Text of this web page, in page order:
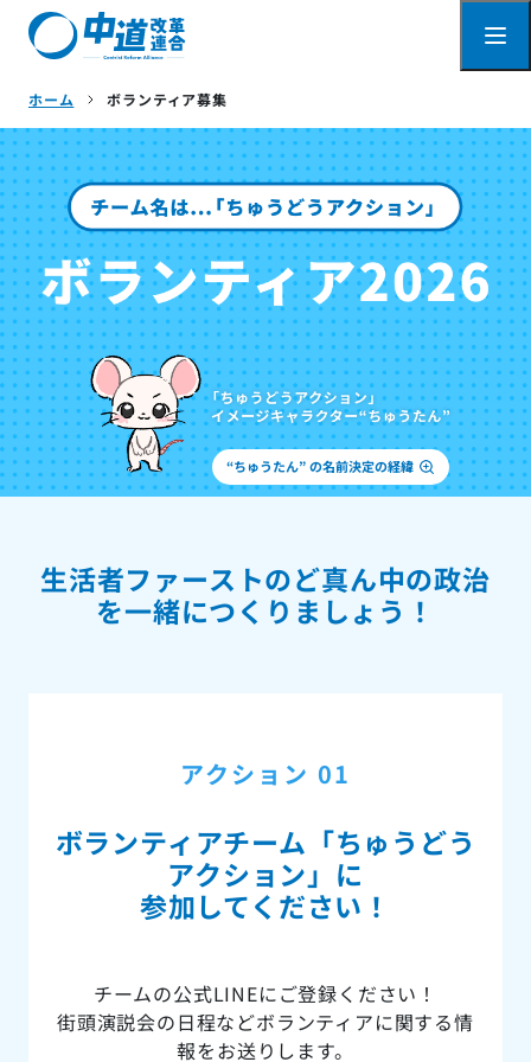
ホーム ボランティア募集
“ちゅうたん” の名前決定の経緯
生活者ファーストのど真ん中の政治
を一緒につくりましょう！
アクション 01
ボランティアチーム「ちゅうどう
アクション」に
参加してください！
チームの公式LINEにご登録ください！
街頭演説会の日程などボランティアに関する情
報をお送りします。